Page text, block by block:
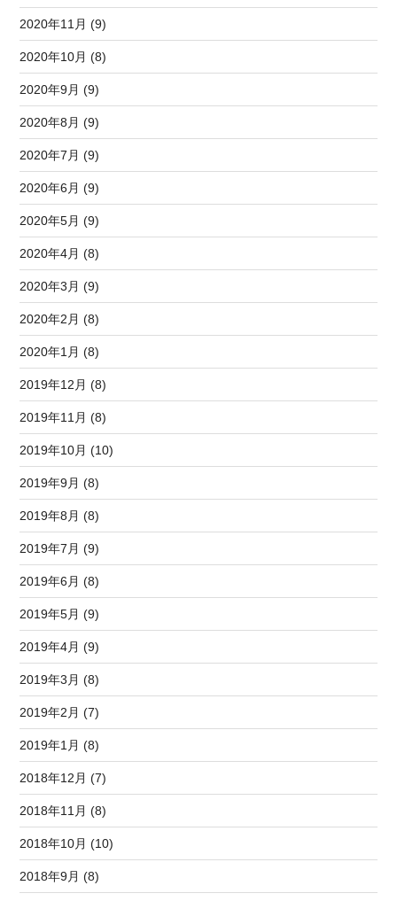
2020年11月 (9)
2020年10月 (8)
2020年9月 (9)
2020年8月 (9)
2020年7月 (9)
2020年6月 (9)
2020年5月 (9)
2020年4月 (8)
2020年3月 (9)
2020年2月 (8)
2020年1月 (8)
2019年12月 (8)
2019年11月 (8)
2019年10月 (10)
2019年9月 (8)
2019年8月 (8)
2019年7月 (9)
2019年6月 (8)
2019年5月 (9)
2019年4月 (9)
2019年3月 (8)
2019年2月 (7)
2019年1月 (8)
2018年12月 (7)
2018年11月 (8)
2018年10月 (10)
2018年9月 (8)